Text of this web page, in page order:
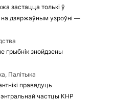
застацца толькі ў
на дзяржаўным узроўні —
грыбнік знойдзены
Палітыка
правядуць
частцы КНР